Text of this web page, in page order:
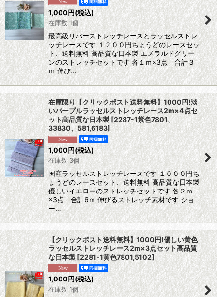
1,000円(税込)
在庫数 1個
最高級リバーストレッチレースとラッセルストレ
ッチレースです １２００円ちょうどのレースセッ
ト、送料無料 高品質な日本製 エメラルドグリー
ンのストレッチセットです 各１ｍ×3点 合計３
ｍ 伸び…
在庫限り【クリックポスト送料無料】1000円!淡
いパープルラッセルストレッチレース2m×4点セ
ット高品質な日本製[2287-1紫色7801、
33830、581,6183]
1,000円(税込)
在庫数 3個
国産ラッセルストレッチレースです １０００円ち
ょうどのレースセット、送料無料 高品質な日本製
優しいイエローのストレッチセットです 各２ｍ
×3点 合計6ｍ 伸びるストレッチ素材です ショ
ー…
【クリックポスト送料無料】1000円!優しい黄色
ラッセルストレッチレース2m×3点セット高品質
な日本製[2281-1黄色7801,5102]
1,000円(税込)
在庫数 1個